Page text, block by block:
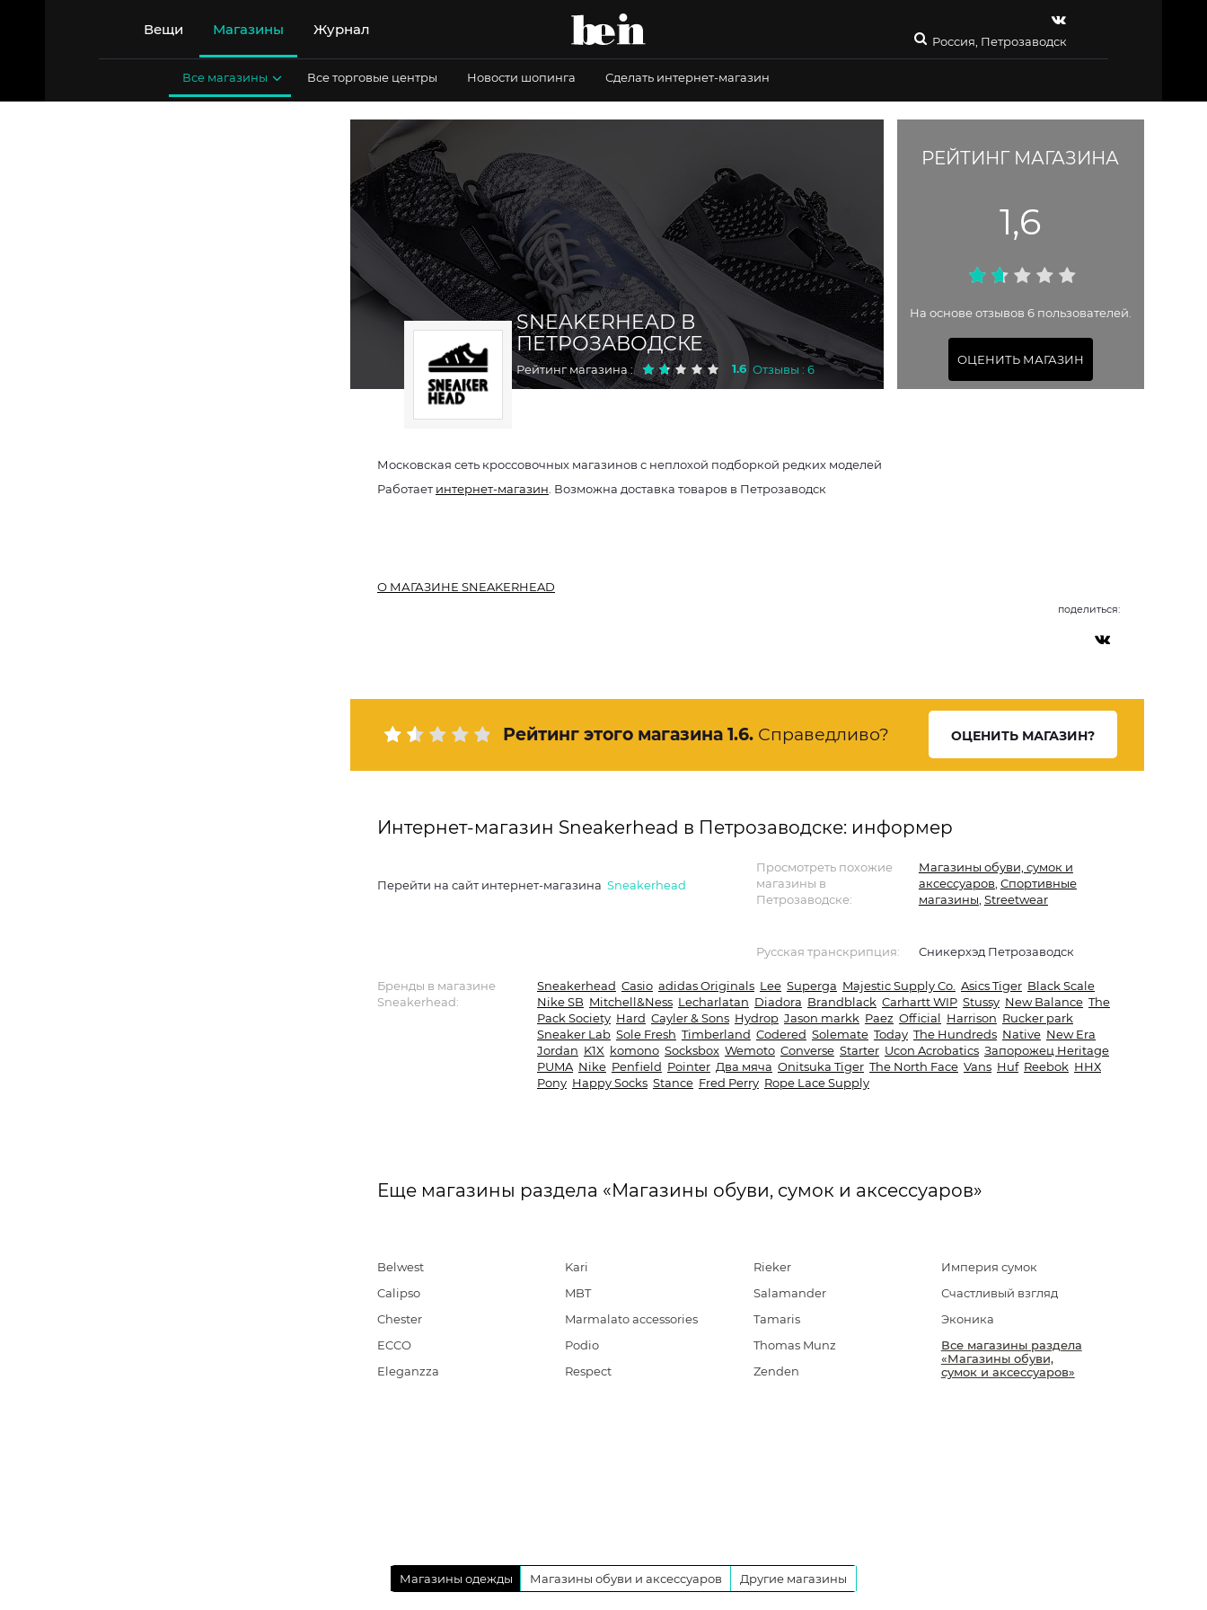
Вещи Магазины Журнал
Россия, Петрозаводск
Все магазины Все торговые центры Новости шопинга Сделать интернет-магазин
SNEAKERHEAD В
ПЕТРОЗАВОДСКЕ
Рейтинг магазина : 1.6 Отзывы : 6
РЕЙТИНГ МАГАЗИНА
1,6
На основе отзывов 6 пользователей.
ОЦЕНИТЬ МАГАЗИН
Московская сеть кроссовочных магазинов с неплохой подборкой редких моделей
Работаетинтернет-магазин . Возможна доставка товаров в Петрозаводск
О МАГАЗИНЕ SNEAKERHEAD
поделиться:
Рейтинг этого магазина 1.6. Справедливо? ОЦЕНИТЬ МАГАЗИН?
Интернет-магазин Sneakerhead в Петрозаводске: информер
Перейти на сайт интернет-магазина Sneakerhead
Просмотреть похожие
магазины в
Петрозаводске:
Магазины обуви, сумок и
аксессуаров Спортивные
магазины Streetwear
Русская транскрипция: Сникерхэд Петрозаводск
Бренды в магазине
Sneakerhead:
Sneakerhead Casio adidas Originals Lee Superga Majestic Supply Co. Asics Tiger Black Scale
Nike SB Mitchell&Ness Lecharlatan Diadora Brandblack Carhartt WIP Stussy New Balance The
Pack Society Hard Cayler & Sons Hydrop Jason markk Paez Official Harrison Rucker park
Sneaker Lab Sole Fresh Timberland Codered Solemate Today The Hundreds Native New Era
Jordan K1X komono Socksbox Wemoto Converse Starter Ucon Acrobatics Запорожец Heritage
PUMA Nike Penfield Pointer Два мяча Onitsuka Tiger The North Face Vans Huf Reebok ННХ
Pony Happy Socks Stance Fred Perry Rope Lace Supply
Еще магазины раздела «Магазины обуви, сумок и аксессуаров»
Belwest
Calipso
Chester
ECCO
Eleganzza
Kari
MBT
Marmalato accessories
Podio
Respect
Rieker
Salamander
Tamaris
Thomas Munz
Zenden
Империя сумок
Счастливый взгляд
Эконика
Все магазины раздела
«Магазины обуви,
сумок и аксессуаров»
Магазины одежды Магазины обуви и аксессуаров Другие магазины